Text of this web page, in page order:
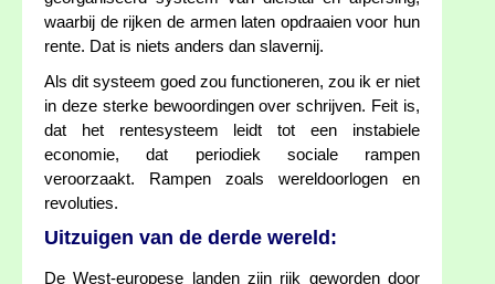
waarbij de rijken de armen laten opdraaien voor hun
rente. Dat is niets anders dan slavernij.
Als dit systeem goed zou functioneren, zou ik er niet
in deze sterke bewoordingen over schrijven. Feit is,
dat het rentesysteem leidt tot een instabiele
economie, dat periodiek sociale rampen
veroorzaakt. Rampen zoals wereldoorlogen en
revoluties.
Uitzuigen van de derde wereld:
De West-europese landen zijn rijk geworden door